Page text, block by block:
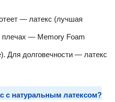
— латекс (лучшая
плечах — Memory Foam
Для долговечности — латекс
с натуральным латексом?